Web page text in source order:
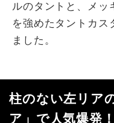
ルのタントと、メッ
を強めたタントカス
ました。
柱のない左リア
ア」で人気爆発！